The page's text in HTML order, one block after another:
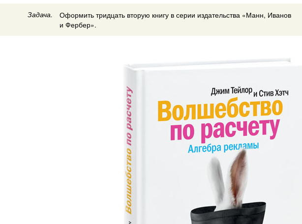
Задача.
Оформить тридцать вторую книгу в серии издательства «Манн, Иванов
и Фербер».